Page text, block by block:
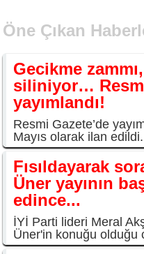
Öne Çıkan
Gecikme
siliniyor…
yayımlandı!
Resmi Gazete’de
Mayıs olarak ilan
Fısıldayarak
Üner yayının
edince...
İYİ Parti lideri Meral
Üner'in konuğu olduğu